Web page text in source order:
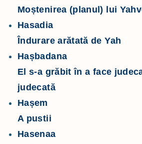
Moștenirea (planul) lui
Hasadia
Îndurare arătată de Yah
Hașbadana
El s-a grăbit în a face
judecată
Hașem
A pustii
Hasenaa